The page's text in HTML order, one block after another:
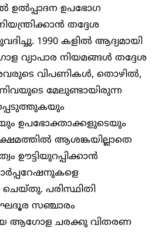
ഉൽപ്പാദന ഉപഭോഗ
തദ്ദേശ
1990 കളിൽ ആദ്യമായി
നിയമങ്ങൾ തദ്ദേശ
വിപണികൾ, തൊഴിൽ,
മേലുണ്ടായിരുന്ന
ഉപഭോക്താക്കളുടെയും
ആശങ്കയില്ലാതെ
ഊട്ടിയുറപ്പിക്കാൻ
പരിസ്ഥിതി
സഞ്ചാരം
ആഗോള ചരക്കു വിതരണ